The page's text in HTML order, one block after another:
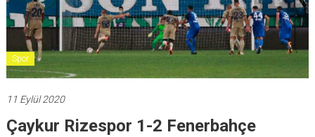
Spor
11 Eylül 2020
Çaykur Rizespor 1-2 Fenerbahçe